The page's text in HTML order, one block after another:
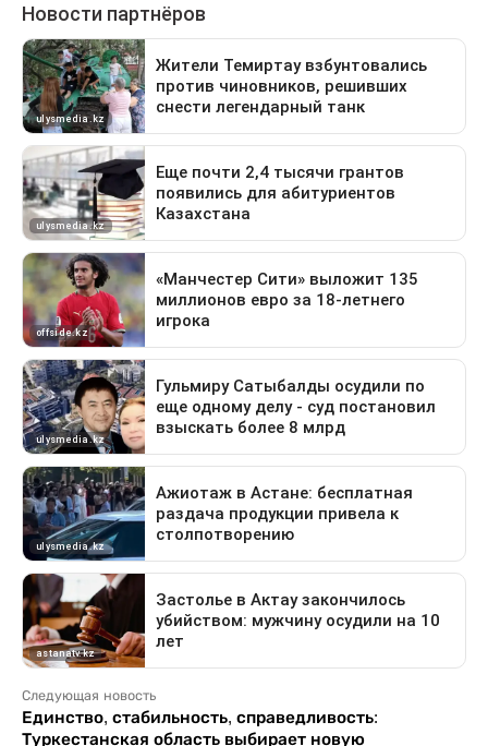
Следующая новость
Единство, стабильность, справедливость:
Туркестанская область выбирает новую